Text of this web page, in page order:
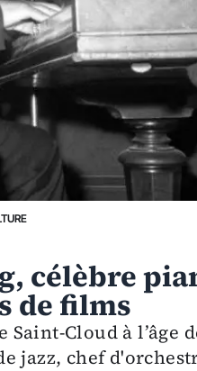
célèbre
de films
Cloud à l’âge
jazz, chef